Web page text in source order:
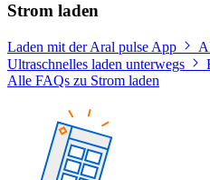
Strom laden
Laden mit der Aral pulse App
Ultraschnelles laden unterwegs
Alle FAQs zu Strom laden